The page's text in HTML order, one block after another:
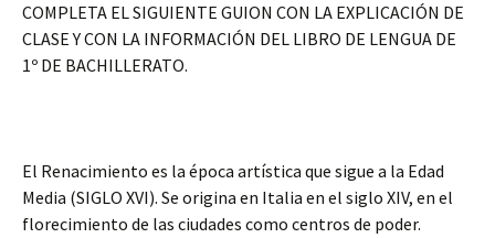
COMPLETA EL SIGUIENTE GUION CON LA EXPLICACIÓN DE
CLASE Y CON LA INFORMACIÓN DEL LIBRO DE LENGUA DE
1º DE BACHILLERATO.
El Renacimiento es la época artística que sigue a la Edad
Media (SIGLO XVI). Se origina en Italia en el siglo XIV, en el
florecimiento de las ciudades como centros de poder.